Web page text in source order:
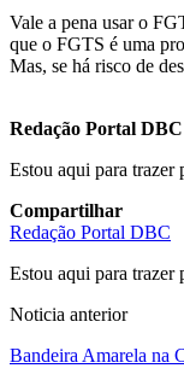
Vale a pena usar o
que o FGTS é uma
Mas, se há risco de
Redação Portal DBC
Estou aqui para trazer
Compartilhar
Redação Portal DBC
Estou aqui para trazer
Noticia anterior
Bandeira Amarela na